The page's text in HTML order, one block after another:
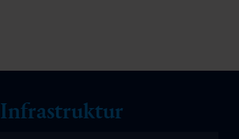
Infrastruktur